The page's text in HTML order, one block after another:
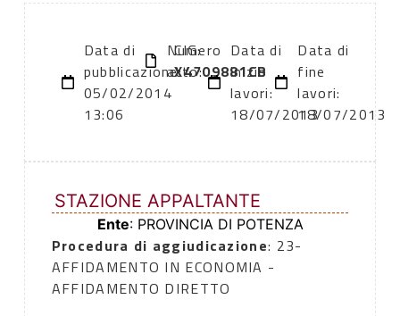
Data di
pubblicazione:
05/02/2014
13:06
Numero
atto:
CIG:
X4709881CB
Data di
inizio
lavori:
18/07/2013
Data di
fine
lavori:
18/07/2013
STAZIONE APPALTANTE
Ente: PROVINCIA DI POTENZA
Procedura di aggiudicazione: 23-
AFFIDAMENTO IN ECONOMIA -
AFFIDAMENTO DIRETTO